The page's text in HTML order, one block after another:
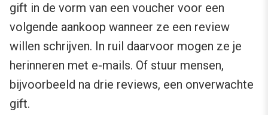
gift in de vorm van een voucher voor een
volgende aankoop wanneer ze een review
willen schrijven. In ruil daarvoor mogen ze je
herinneren met e-mails. Of stuur mensen,
bijvoorbeeld na drie reviews, een onverwachte
gift.